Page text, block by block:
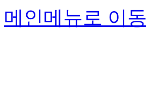
메인메뉴로 이동